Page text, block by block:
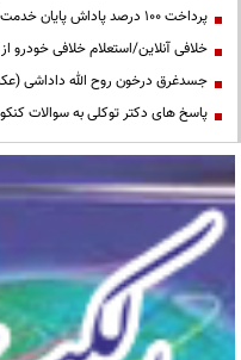
پرداخت ۱۰۰ درصد پاداش پایان خدمت فرهنگیان
خلافی آنلاین/استعلام خلافی خودرو
جسدغرق درخون روح الله داداشی
پاسخ های دکتر توکلی به سوالات